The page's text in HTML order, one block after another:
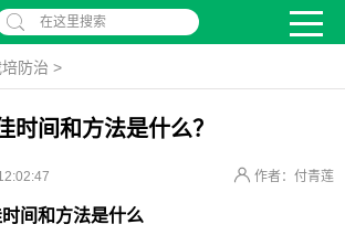
在这里搜索
防治 >
时间和方法是什么？
作者：付青莲
间和方法是什么